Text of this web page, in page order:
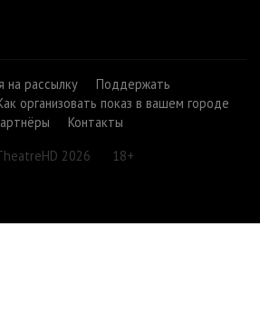
на рассылку
Поддержать
организовать показ в вашем городе
Контакты
2026
18+